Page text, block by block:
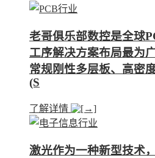
老哥俱乐部数控是全球
工序解决方案布局最为
常规刚性多层板、高密
(S
了解详情
激光作为一种新型技术